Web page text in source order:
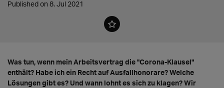
Published on 8. Jul 2021
Was tun, wenn mein Arbeitsvertrag die "Corona-Klausel"
enthält? Habe ich ein Recht auf Ausfallhonorare? Welche
Lösungen gibt es? Und wann lohnt es sich zu klagen? Wir